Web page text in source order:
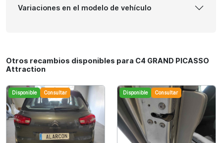
Variaciones en el modelo de vehículo
Otros recambios disponibles para C4 GRAND PICASSO
Attraction
Disponible Consultar Disponible Consultar